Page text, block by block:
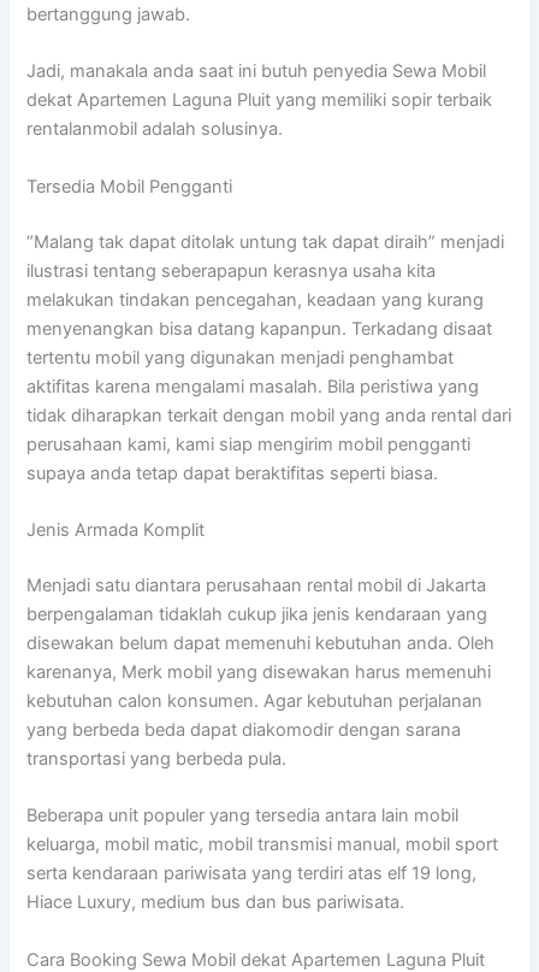
bertanggung jawab.
Jadi, manakala anda saat ini butuh penyedia Sewa Mobil
dekat Apartemen Laguna Pluit yang memiliki sopir terbaik
rentalanmobil adalah solusinya.
Tersedia Mobil Pengganti
“Malang tak dapat ditolak untung tak dapat diraih” menjadi
ilustrasi tentang seberapapun kerasnya usaha kita
melakukan tindakan pencegahan, keadaan yang kurang
menyenangkan bisa datang kapanpun. Terkadang disaat
tertentu mobil yang digunakan menjadi penghambat
aktifitas karena mengalami masalah. Bila peristiwa yang
tidak diharapkan terkait dengan mobil yang anda rental dari
perusahaan kami, kami siap mengirim mobil pengganti
supaya anda tetap dapat beraktifitas seperti biasa.
Jenis Armada Komplit
Menjadi satu diantara perusahaan rental mobil di Jakarta
berpengalaman tidaklah cukup jika jenis kendaraan yang
disewakan belum dapat memenuhi kebutuhan anda. Oleh
karenanya, Merk mobil yang disewakan harus memenuhi
kebutuhan calon konsumen. Agar kebutuhan perjalanan
yang berbeda beda dapat diakomodir dengan sarana
transportasi yang berbeda pula.
Beberapa unit populer yang tersedia antara lain mobil
keluarga, mobil matic, mobil transmisi manual, mobil sport
serta kendaraan pariwisata yang terdiri atas elf 19 long,
Hiace Luxury, medium bus dan bus pariwisata.
Cara Booking Sewa Mobil dekat Apartemen Laguna Pluit